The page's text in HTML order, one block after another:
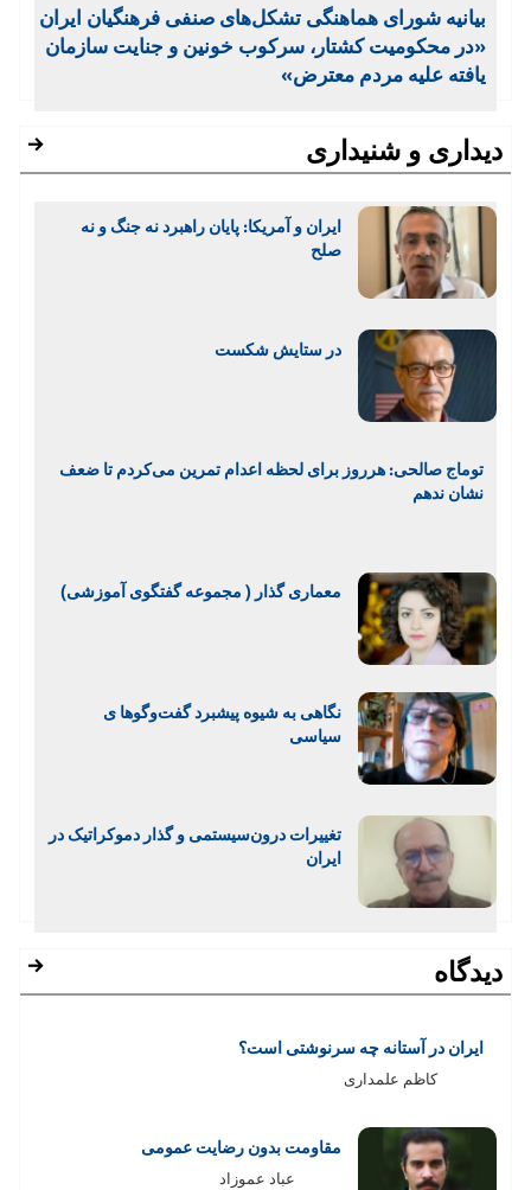
بیانیه شورای هماهنگی تشکل‌های صنفی فرهنگیان ایران
«در محکومیت کشتار، سرکوب خونین و جنایت سازمان‌
یافته علیه مردم معترض»
دیداری و شنیداری
ایران و آمریکا: پایان راهبرد نه جنگ و نه
صلح
در ستایش شکست
توماج صالحی: هرروز برای لحظه اعدام تمرین می‌کردم تا ضعف
نشان ندهم
معماری گذار ( مجموعه گفتگوی آموزشی)
نگاهی به شیوه پیشبرد‌ گفت‌وگوها ی
سیاسی
تغییرات درون‌سیستمی و گذار دموکراتیک در
ایران
دیدگاه
ایران در آستانه چه سرنوشتی است؟
کاظم علمداری
مقاومت بدون رضایت عمومی
عباد عموزاد